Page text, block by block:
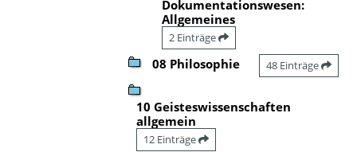
Dokumentationswesen:
Allgemeines
2 Einträge
08 Philosophie 48 Einträge
10 Geisteswissenschaften
allgemein
12 Einträge